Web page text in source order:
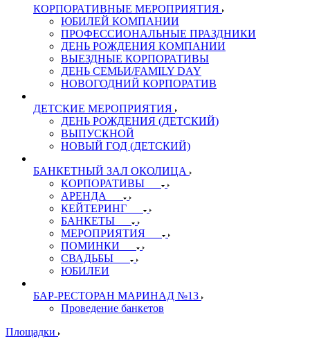
КОРПОРАТИВНЫЕ МЕРОПРИЯТИЯ
ЮБИЛЕЙ КОМПАНИИ
ПРОФЕССИОНАЛЬНЫЕ ПРАЗДНИКИ
ДЕНЬ РОЖДЕНИЯ КОМПАНИИ
ВЫЕЗДНЫЕ КОРПОРАТИВЫ
ДЕНЬ СЕМЬИ/FAMILY DAY
НОВОГОДНИЙ КОРПОРАТИВ
ДЕТСКИЕ МЕРОПРИЯТИЯ
ДЕНЬ РОЖДЕНИЯ (ДЕТСКИЙ)
ВЫПУСКНОЙ
НОВЫЙ ГОД (ДЕТСКИЙ)
БАНКЕТНЫЙ ЗАЛ ОКОЛИЦА
КОРПОРАТИВЫ
АРЕНДА
КЕЙТЕРИНГ
БАНКЕТЫ
МЕРОПРИЯТИЯ
ПОМИНКИ
СВАДЬБЫ
ЮБИЛЕИ
БАР-РЕСТОРАН МАРИНАД №13
Проведение банкетов
Площадки